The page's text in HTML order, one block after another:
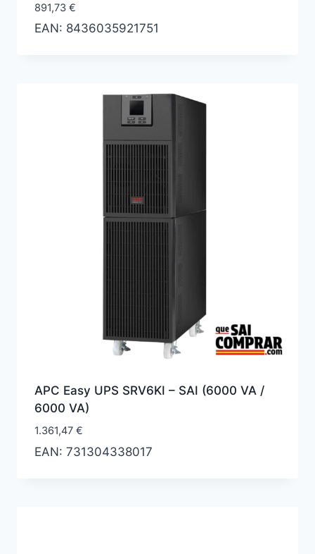
891,73 €
EAN: 8436035921751
APC Easy UPS SRV6KI – SAI (6000 VA /
6000 VA)
1.361,47 €
EAN: 731304338017